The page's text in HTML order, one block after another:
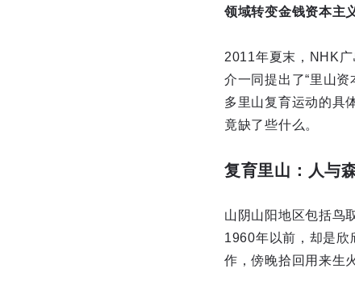
领域转变金钱资本主
2011年夏末，NHK
介一同提出了“里山
多里山复育运动的具
竟缺了些什么。
复育里山：人与
山阴山阳地区包括鸟
1960年以前，却是欣
作，傍晚拾回用来生